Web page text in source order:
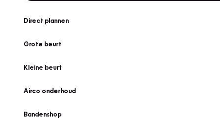
Direct plannen
Grote beurt
Kleine beurt
Airco onderhoud
Bandenshop